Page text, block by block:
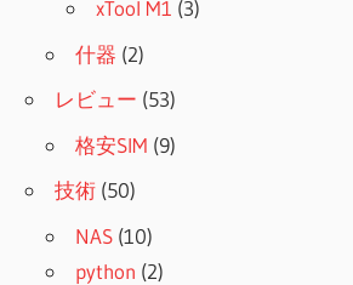
xTool M1 (3)
什器 (2)
レビュー (53)
格安SIM (9)
技術 (50)
NAS (10)
python (2)